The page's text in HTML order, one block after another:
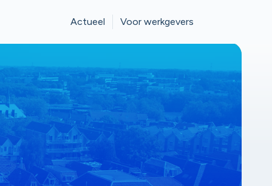
Actueel Voor werkgevers